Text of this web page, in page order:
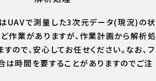
UAVで測量した3次元データ(現況)の状
作業がありますが、作業計画から解析処
で、安心してお任せください。なお、フ
時間を要することがありますのでご注